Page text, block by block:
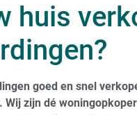
huis
goed en snel
Wij zijn dé